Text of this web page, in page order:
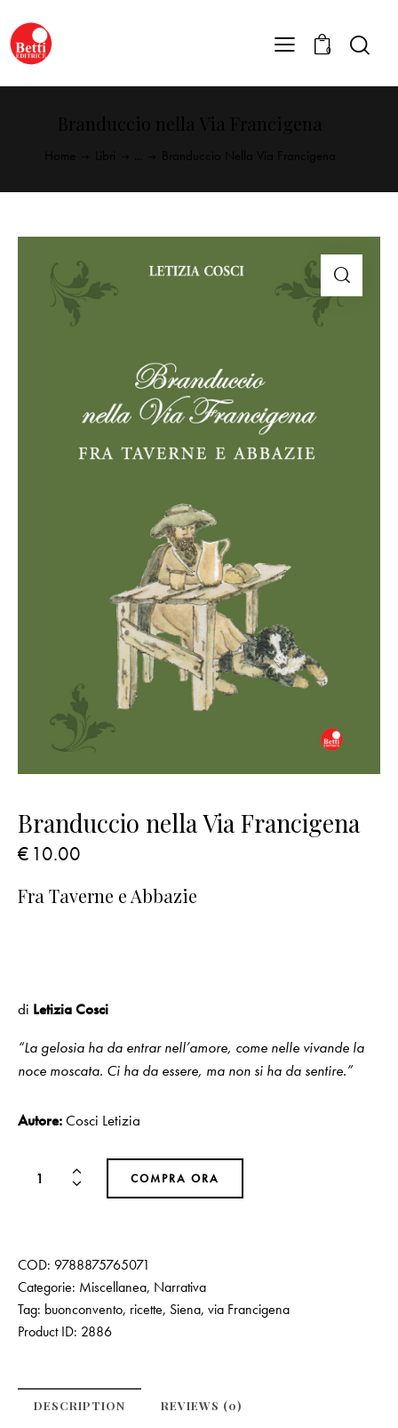
0
Branduccio nella Via Francigena
€ 10.00
Fra Taverne e Abbazie
di Letizia Cosci
“La gelosia ha da entrar nell’amore, come nelle vivande la
noce moscata. Ci ha da essere, ma non si ha da sentire.”
Autore:Cosci Letizia
COMPRA ORA
COD: 9788875765071
Categorie: Miscellanea, Narrativa
Tag: buonconvento, ricette, Siena, via Francigena
Product ID: 2886
DESCRIPTION REVIEWS (0)